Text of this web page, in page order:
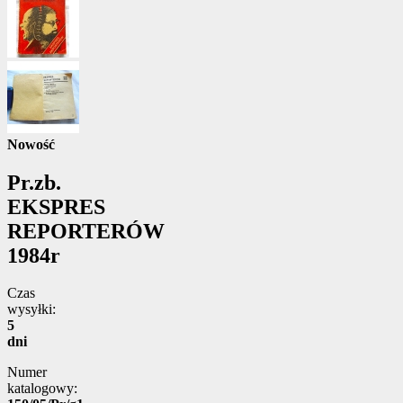
Nowość
Pr.zb.
EKSPRES
REPORTERÓW
1984r
Czas
wysyłki:
5
dni
Numer
katalogowy: